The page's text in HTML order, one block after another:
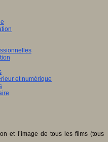
et numérique
et l’image de tous les films (tous